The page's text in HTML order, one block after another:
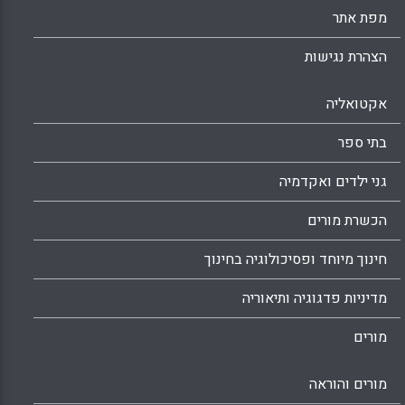
מפת אתר
הצהרת נגישות
אקטואליה
בתי ספר
גני ילדים ואקדמיה
הכשרת מורים
חינוך מיוחד ופסיכולוגיה בחינוך
מדיניות פדגוגיה ותיאוריה
מורים
מורים והוראה